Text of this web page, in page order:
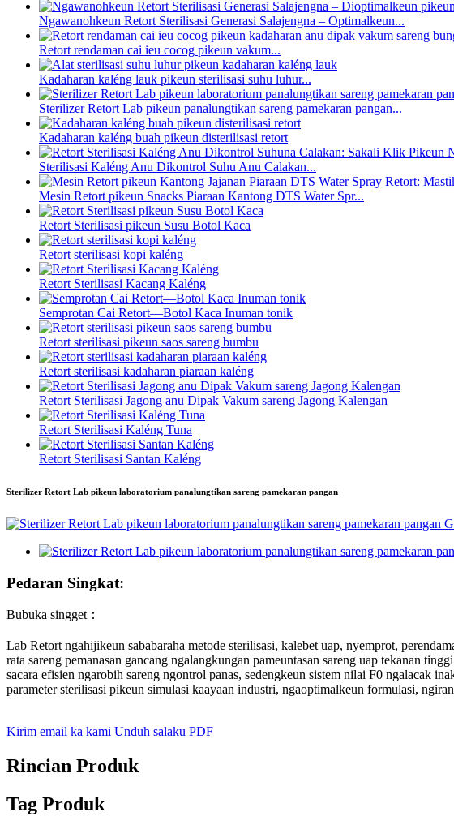
Ngawanohkeun Retort Sterilisasi Generasi Salajengna – Optimalkeun...
Retort rendaman cai ieu cocog pikeun vakum...
Kadaharan kaléng lauk pikeun sterilisasi suhu luhur...
Sterilizer Retort Lab pikeun panalungtikan sareng pamekaran pangan...
Kadaharan kaléng buah pikeun disterilisasi retort
Sterilisasi Kaléng Anu Dikontrol Suhu Anu Calakan...
Mesin Retort pikeun Snacks Piaraan Kantong DTS Water Spr...
Retort Sterilisasi pikeun Susu Botol Kaca
Retort sterilisasi kopi kaléng
Retort Sterilisasi Kacang Kaléng
Semprotan Cai Retort—Botol Kaca Inuman tonik
Retort sterilisasi pikeun saos sareng bumbu
Retort sterilisasi kadaharan piaraan kaléng
Retort Sterilisasi Jagong anu Dipak Vakum sareng Jagong Kalengan
Retort Sterilisasi Kaléng Tuna
Retort Sterilisasi Santan Kaléng
Sterilizer Retort Lab pikeun laboratorium panalungtikan sareng pamekaran pangan
Pedaran Singkat:
Bubuka singget：
Lab Retort ngahijikeun sababaraha metode sterilisasi, kalebet uap, nyemprot,
rata sareng pemanasan gancang ngalangkungan pameuntasan sareng uap tekanan
sacara efisien ngarobih sareng ngontrol panas, sedengkeun sistem nilai F0 ngalacak
parameter sterilisasi pikeun simulasi kaayaan industri, ngaoptimalkeun formulasi,
Kirim email ka kami Unduh salaku PDF
Rincian Produk
Tag Produk